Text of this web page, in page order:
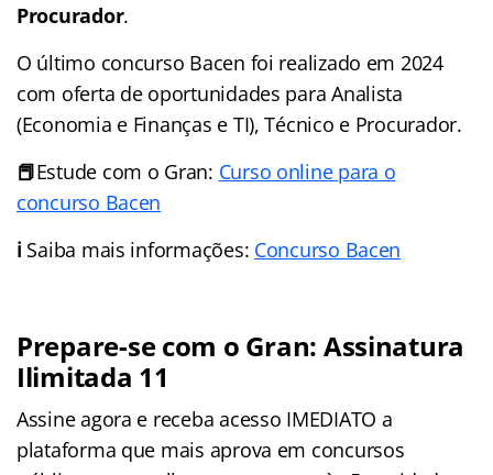
Procurador.
O último concurso Bacen foi realizado em 2024
com oferta de oportunidades para Analista
(Economia e Finanças e TI), Técnico e Procurador.
📕Estude com o Gran: Curso online para o
concurso Bacen
ℹ️ Saiba mais informações: Concurso Bacen
Prepare-se com o Gran: Assinatura
Ilimitada 11
Assine agora e receba acesso IMEDIATO a
plataforma que mais aprova em concursos